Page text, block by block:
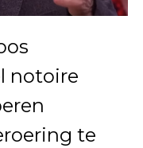
notoire
te